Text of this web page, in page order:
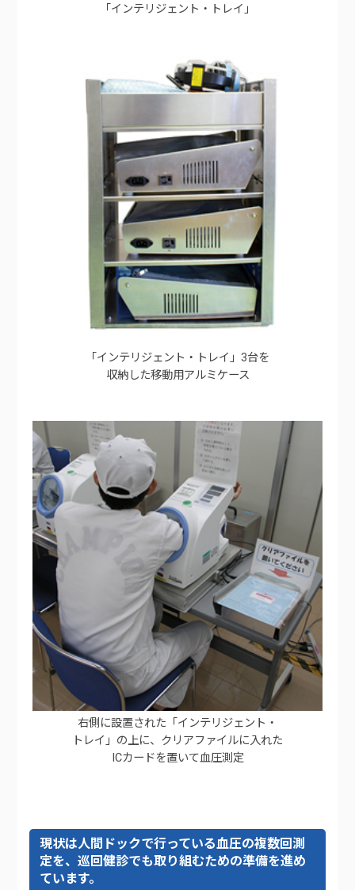
「インテリジェント・トレイ」
「インテリジェント・トレイ」3台を
収納した移動用アルミケース
右側に設置された「インテリジェント・
トレイ」の上に、クリアファイルに入れた
ICカードを置いて血圧測定
現状は人間ドックで行っている血圧の複数回測
定を、巡回健診でも取り組むための準備を進め
ています。